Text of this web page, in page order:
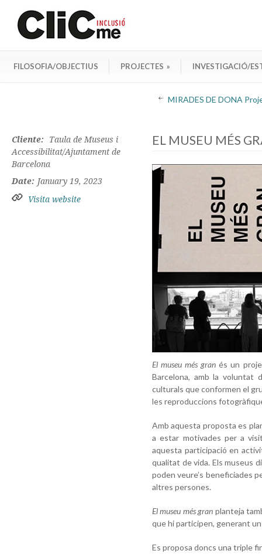
FILOSOFIA/OBJECTIUS PROJECTES » INVESTIGACIÓ/
MIRADES DE DONA
Cliente:
Taula de Museus i
Accessibilitat/Ajuntament de
Barcelona
Date: January 19, 2023
Visita website
EL MUSEU MÉS
El museu més gran és un
Barcelona, amb la voluntat
culturals que conformen el
les reproduccions
Amb aquesta proposta es
a estar motivades per a
aquesta participació en
qualitat de vida. Els museus
poden veure’s beneficiades
altres persones.
El museu més gran planteja
que hi participen, generant
Es proposa doncs una triple